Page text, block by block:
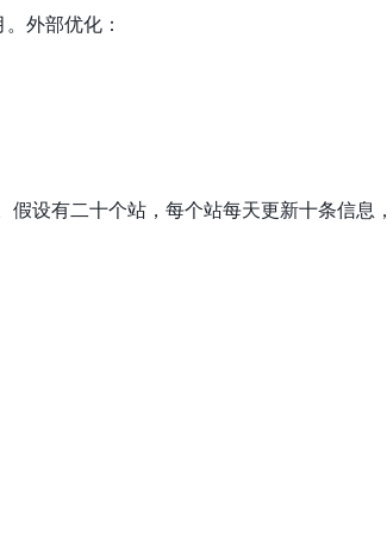
外部优化：
假设有二十个站，每个站每天更新十条信息